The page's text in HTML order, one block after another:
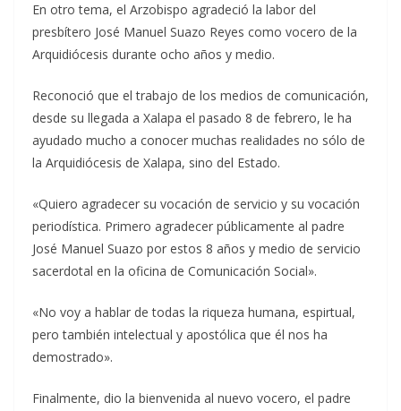
En otro tema, el Arzobispo agradeció la labor del
presbítero José Manuel Suazo Reyes como vocero de la
Arquidiócesis durante ocho años y medio.
Reconoció que el trabajo de los medios de comunicación,
desde su llegada a Xalapa el pasado 8 de febrero, le ha
ayudado mucho a conocer muchas realidades no sólo de
la Arquidiócesis de Xalapa, sino del Estado.
«Quiero agradecer su vocación de servicio y su vocación
periodística. Primero agradecer públicamente al padre
José Manuel Suazo por estos 8 años y medio de servicio
sacerdotal en la oficina de Comunicación Social».
«No voy a hablar de todas la riqueza humana, espirtual,
pero también intelectual y apostólica que él nos ha
demostrado».
Finalmente, dio la bienvenida al nuevo vocero, el padre